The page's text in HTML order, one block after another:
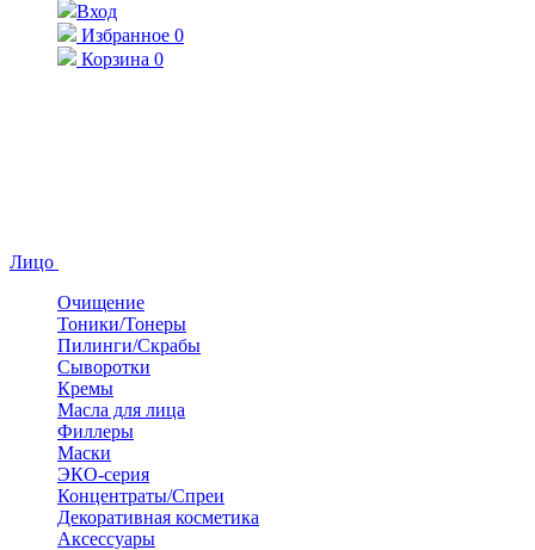
Вход
Избранное 0
Корзина 0
Лицо
Очищение
Тоники/Тонеры
Пилинги/Скрабы
Сыворотки
Кремы
Масла для лица
Филлеры
Маски
ЭКО-серия
Концентраты/Спреи
Декоративная косметика
Аксессуары